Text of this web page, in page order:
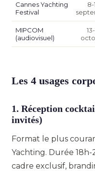
Cannes Yachting
Festival
8-
MIPCOM
(audiovisuel)
Les 4 usages
1. Réception
invités)
Format le plus
Yachting. Durée
cadre exclusif,